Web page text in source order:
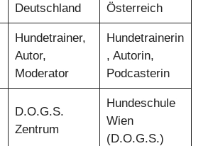
Deutschland
Österreich
Hundetrainer,
Autor,
Moderator
Hundetrainerin
, Autorin,
Podcasterin
D.O.G.S.
Zentrum
Hundeschule
Wien
(D.O.G.S.)